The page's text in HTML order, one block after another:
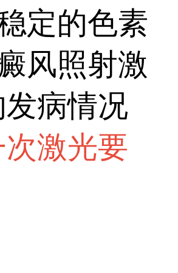
定的色素
风照射激
病情况
激光要